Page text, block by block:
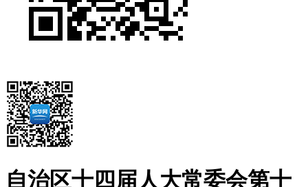
自治区十四届人大常委会第十